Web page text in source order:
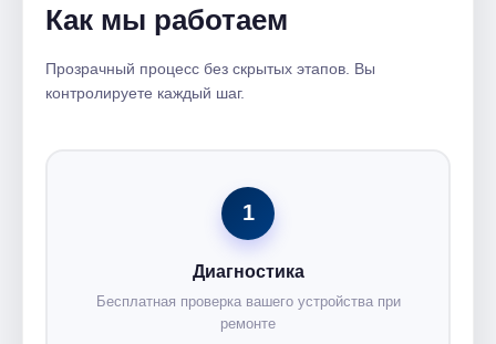
Как мы работаем
Прозрачный процесс без скрытых этапов. Вы
контролируете каждый шаг.
1
Диагностика
Бесплатная проверка вашего устройства при
ремонте